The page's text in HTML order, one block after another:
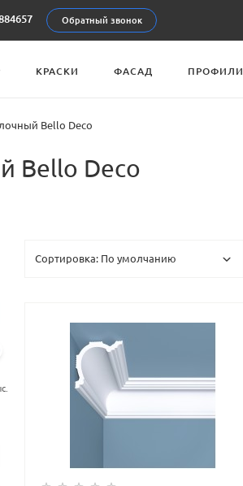
Обратный звонок
КРАСКИ ФАСАД ПРОФИЛИ
Bello Deco
Bello Deco